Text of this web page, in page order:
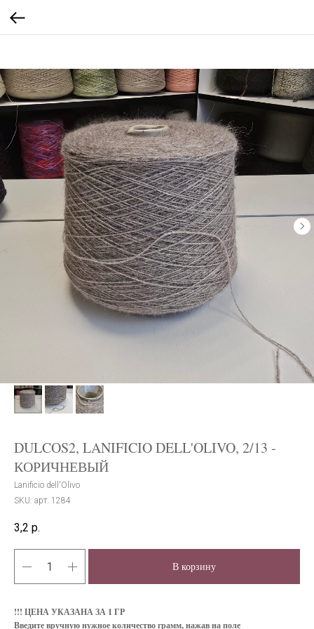
DULCOS2, LANIFICIO DELL'OLIVO, 2/13 -
КОРИЧНЕВЫЙ
Lanificio dell'Olivo
SKU: арт. 1284
3,2 р.
В корзину
!!! ЦЕНА УКАЗАНА ЗА 1 ГР
Введите вручную нужное количество грамм, нажав на поле